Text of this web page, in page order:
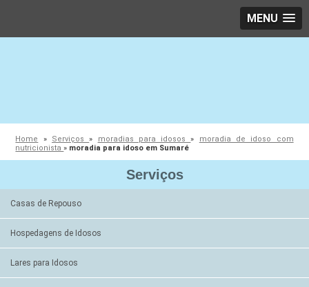
MENU
Home » Serviços» moradias para idosos» moradia de idoso com
nutricionista» moradia para idoso em Sumaré
Serviços
Casas de Repouso
Hospedagens de Idosos
Lares para Idosos